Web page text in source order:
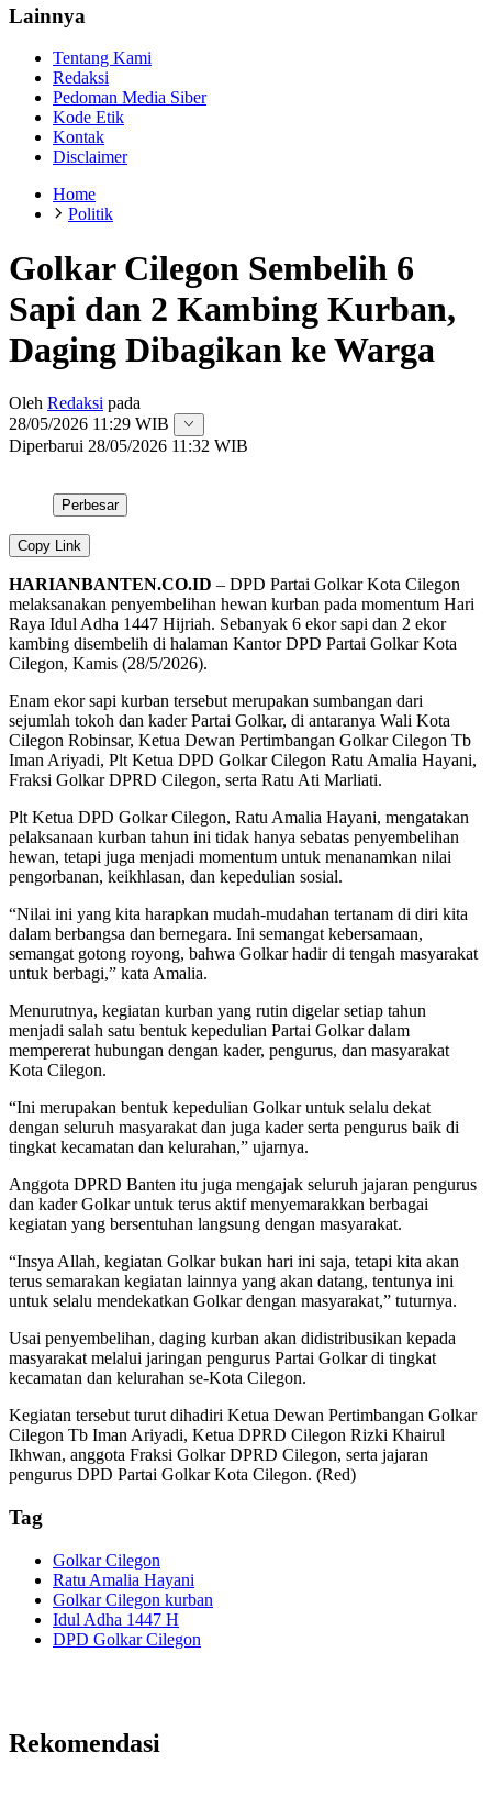
Lainnya
Tentang Kami
Redaksi
Pedoman Media Siber
Kode Etik
Kontak
Disclaimer
Home
Politik
Golkar Cilegon Sembelih 6
Sapi dan 2 Kambing Kurban,
Daging Dibagikan ke Warga
Oleh Redaksi pada
28/05/2026 11:29 WIB
Diperbarui 28/05/2026 11:32 WIB
Perbesar
Copy Link
HARIANBANTEN.CO.ID – DPD Partai Golkar Kota Cilegon
melaksanakan penyembelihan hewan kurban pada momentum Hari
Raya Idul Adha 1447 Hijriah. Sebanyak 6 ekor sapi dan 2 ekor
kambing disembelih di halaman Kantor DPD Partai Golkar Kota
Cilegon, Kamis (28/5/2026).
Enam ekor sapi kurban tersebut merupakan sumbangan dari
sejumlah tokoh dan kader Partai Golkar, di antaranya Wali Kota
Cilegon Robinsar, Ketua Dewan Pertimbangan Golkar Cilegon Tb
Iman Ariyadi, Plt Ketua DPD Golkar Cilegon Ratu Amalia Hayani,
Fraksi Golkar DPRD Cilegon, serta Ratu Ati Marliati.
Plt Ketua DPD Golkar Cilegon, Ratu Amalia Hayani, mengatakan
pelaksanaan kurban tahun ini tidak hanya sebatas penyembelihan
hewan, tetapi juga menjadi momentum untuk menanamkan nilai
pengorbanan, keikhlasan, dan kepedulian sosial.
“Nilai ini yang kita harapkan mudah-mudahan tertanam di diri kita
dalam berbangsa dan bernegara. Ini semangat kebersamaan,
semangat gotong royong, bahwa Golkar hadir di tengah masyarakat
untuk berbagi,” kata Amalia.
Menurutnya, kegiatan kurban yang rutin digelar setiap tahun
menjadi salah satu bentuk kepedulian Partai Golkar dalam
mempererat hubungan dengan kader, pengurus, dan masyarakat
Kota Cilegon.
“Ini merupakan bentuk kepedulian Golkar untuk selalu dekat
dengan seluruh masyarakat dan juga kader serta pengurus baik di
tingkat kecamatan dan kelurahan,” ujarnya.
Anggota DPRD Banten itu juga mengajak seluruh jajaran pengurus
dan kader Golkar untuk terus aktif menyemarakkan berbagai
kegiatan yang bersentuhan langsung dengan masyarakat.
“Insya Allah, kegiatan Golkar bukan hari ini saja, tetapi kita akan
terus semarakan kegiatan lainnya yang akan datang, tentunya ini
untuk selalu mendekatkan Golkar dengan masyarakat,” tuturnya.
Usai penyembelihan, daging kurban akan didistribusikan kepada
masyarakat melalui jaringan pengurus Partai Golkar di tingkat
kecamatan dan kelurahan se-Kota Cilegon.
Kegiatan tersebut turut dihadiri Ketua Dewan Pertimbangan Golkar
Cilegon Tb Iman Ariyadi, Ketua DPRD Cilegon Rizki Khairul
Ikhwan, anggota Fraksi Golkar DPRD Cilegon, serta jajaran
pengurus DPD Partai Golkar Kota Cilegon. (Red)
Tag
Golkar Cilegon
Ratu Amalia Hayani
Golkar Cilegon kurban
Idul Adha 1447 H
DPD Golkar Cilegon
Rekomendasi